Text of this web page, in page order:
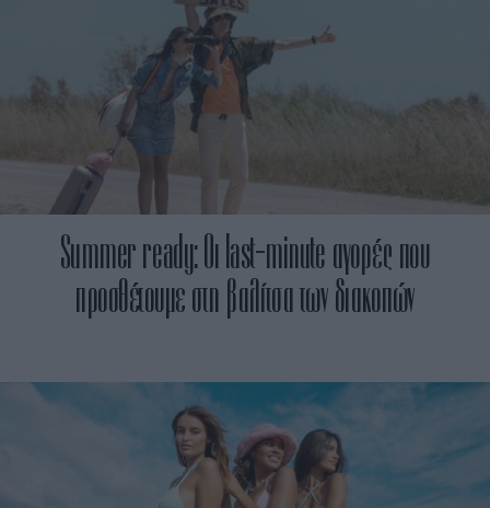
Summer ready: Oι last-minute αγορές που
προσθέτουμε στη βαλίτσα των διακοπών